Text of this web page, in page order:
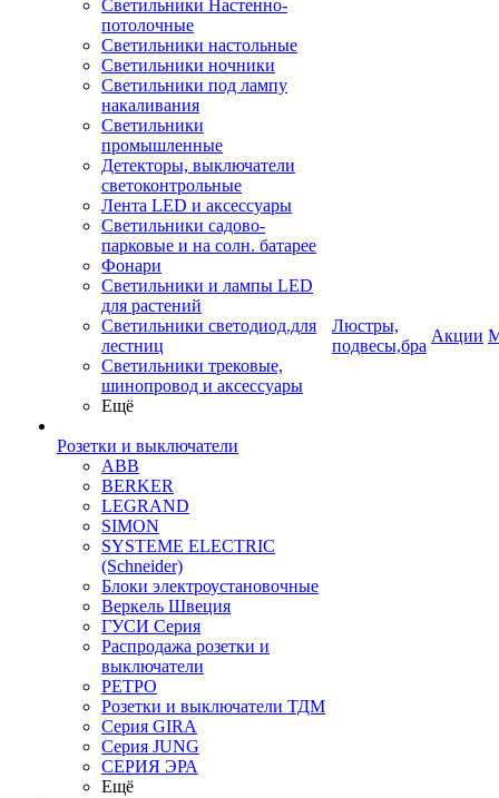
Светильники Настенно-
потолочные
Светильники настольные
Светильники ночники
Светильники под лампу
накаливания
Светильники
промышленные
Детекторы, выключатели
светоконтрольные
Лента LED и аксессуары
Светильники садово-
парковые и на солн. батарее
Фонари
Светильники и лампы LED
для растений
Светильники светодиод.для
лестниц
Светильники трековые,
шинопровод и аксессуары
Ещё
Розетки и выключатели
ABB
BERKER
LEGRAND
SIMON
SYSTEME ELECTRIC
(Schneider)
Блоки электроустановочные
Веркель Швеция
ГУСИ Серия
Распродажа розетки и
выключатели
РЕТРО
Розетки и выключатели ТДМ
Серия GIRA
Серия JUNG
СЕРИЯ ЭРА
Ещё
Люстры,
подвесы,бра
Акции